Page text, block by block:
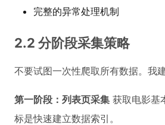
完整的异常处理机制
2.2 分阶段采集策略
不要试图一次性爬取所有数据。我
第一阶段：列表页采集 获取电影基
标是快速建立数据索引。